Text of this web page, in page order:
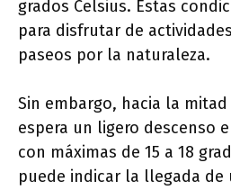
grados Celsius. Estas
para disfrutar de
paseos por la naturaleza.
Sin embargo, hacia la
espera un ligero descenso
con máximas de 15 a 18
puede indicar la llegada de